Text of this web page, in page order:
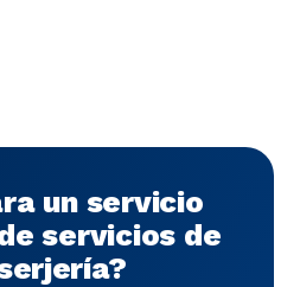
un servicio
servicios de